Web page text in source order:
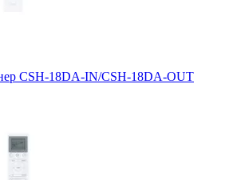
CSH-18DA-IN/CSH-18DA-OUT